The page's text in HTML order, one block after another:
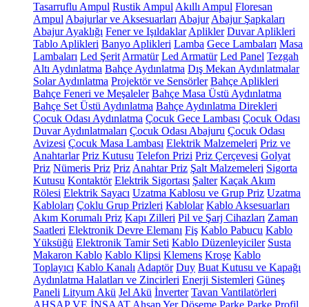
Tasarruflu Ampul Rustik Ampul Akıllı Ampul Floresan
Ampul Abajurlar ve Aksesuarları Abajur Abajur Şapkaları
Abajur Ayaklığı Fener ve Işıldaklar Aplikler Duvar Aplikleri
Tablo Aplikleri Banyo Aplikleri Lamba Gece Lambaları Masa
Lambaları Led Şerit Armatür Led Armatür Led Panel Tezgah
Altı Aydınlatma Bahçe Aydınlatma Dış Mekan Aydınlatmalar
Solar Aydınlatma Projektör ve Sensörler Bahçe Aplikleri
Bahçe Feneri ve Meşaleler Bahçe Masa Üstü Aydınlatma
Bahçe Set Üstü Aydınlatma Bahçe Aydınlatma Direkleri
Çocuk Odası Aydınlatma Çocuk Gece Lambası Çocuk Odası
Duvar Aydınlatmaları Çocuk Odası Abajuru Çocuk Odası
Avizesi Çocuk Masa Lambası Elektrik Malzemeleri Priz ve
Anahtarlar Priz Kutusu Telefon Prizi Priz Çerçevesi Golyat
Priz Nümeris Priz Priz Anahtar Priz Şalt Malzemeleri Sigorta
Kutusu Kontaktör Elektrik Sigortası Şalter Kaçak Akım
Rölesi Elektrik Sayacı Uzatma Kablosu ve Grup Priz Uzatma
Kabloları Çoklu Grup Prizleri Kablolar Kablo Aksesuarları
Akım Korumalı Priz Kapı Zilleri Pil ve Şarj Cihazları Zaman
Saatleri Elektronik Devre Elemanı Fiş Kablo Pabucu Kablo
Yüksüğü Elektronik Tamir Seti Kablo Düzenleyiciler Susta
Makaron Kablo Kablo Klipsi Klemens Kroşe Kablo
Toplayıcı Kablo Kanalı Adaptör Duy Buat Kutusu ve Kapağı
Aydınlatma Halatları ve Zincirleri Enerji Sistemleri Güneş
Paneli Lityum Akü Jel Akü İnverter Tavan Vantilatörleri
AHŞAP VE İNŞAAT Ahşap Yer Döşeme Parke Parke Profil